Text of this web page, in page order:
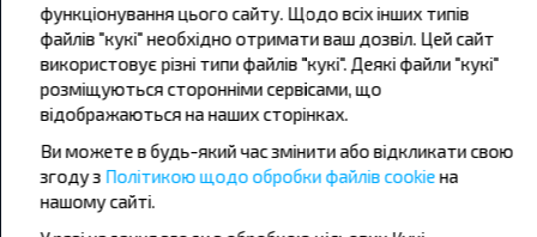
Популярні автобусні маршрути
Рівне - Львів
Житомир - Київ
Львів - Тернопіль
Київ - Одеса
функціонування цього сайту. Щодо всіх інших типів
файлів "кукі" необхідно отримати ваш дозвіл. Цей сайт
використовує різні типи файлів "кукі". Деякі файли "кукі"
розміщуються сторонніми сервісами, що
відображаються на наших сторінках.
Ви можете в будь-який час змінити або відкликати свою
згоду з Політикою щодо обробки файлів cookieна
нашому сайті.